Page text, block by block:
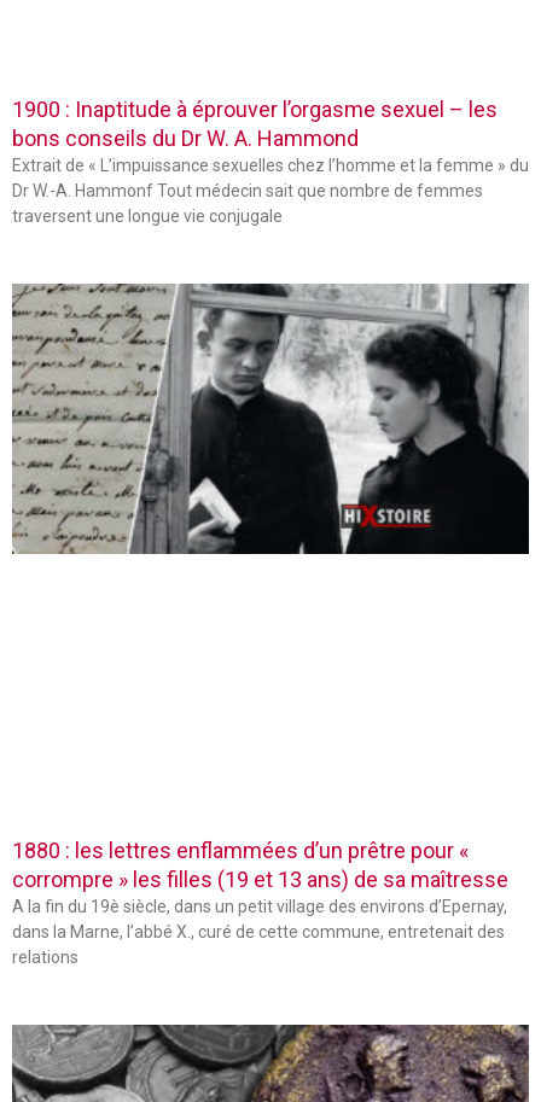
1900 : Inaptitude à éprouver l’orgasme sexuel – les
bons conseils du Dr W. A. Hammond
Extrait de « L’impuissance sexuelles chez l’homme et la femme » du
Dr W.-A. Hammonf Tout médecin sait que nombre de femmes
traversent une longue vie conjugale
1880 : les lettres enflammées d’un prêtre pour «
corrompre » les filles (19 et 13 ans) de sa maîtresse
A la fin du 19è siècle, dans un petit village des environs d’Epernay,
dans la Marne, l’abbé X., curé de cette commune, entretenait des
relations